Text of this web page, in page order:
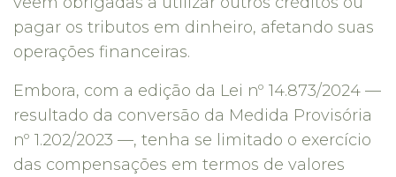
pagar os tributos em dinheiro, afetando suas
operações financeiras.
Embora, com a edição da Lei nº 14.873/2024 —
resultado da conversão da Medida Provisória
nº 1.202/2023 —, tenha se limitado o exercício
das compensações em termos de valores